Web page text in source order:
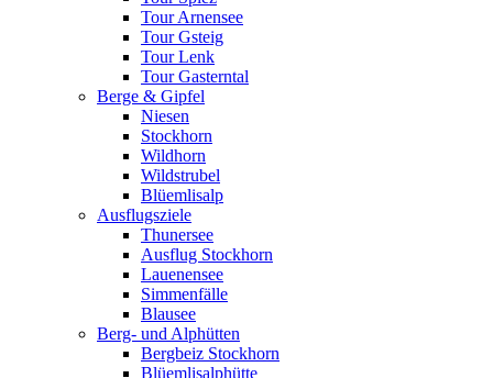
Tour Arnensee
Tour Gsteig
Tour Lenk
Tour Gasterntal
Berge & Gipfel
Niesen
Stockhorn
Wildhorn
Wildstrubel
Blüemlisalp
Ausflugsziele
Thunersee
Ausflug Stockhorn
Lauenensee
Simmenfälle
Blausee
Berg- und Alphütten
Bergbeiz Stockhorn
Blüemlisalphütte